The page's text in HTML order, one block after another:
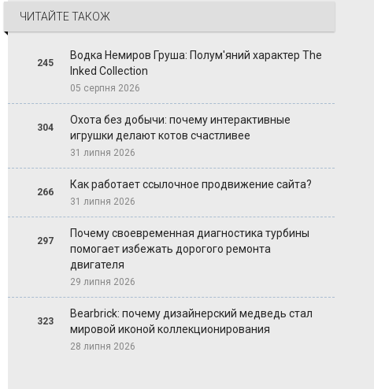
ЧИТАЙТЕ ТАКОЖ
245
Водка Немиров Груша: Полум'яний характер The
Inked Collection
05 серпня 2026
304
Охота без добычи: почему интерактивные
игрушки делают котов счастливее
31 липня 2026
266
Как работает ссылочное продвижение сайта?
31 липня 2026
297
Почему своевременная диагностика турбины
помогает избежать дорогого ремонта
двигателя
29 липня 2026
323
Bearbrick: почему дизайнерский медведь стал
мировой иконой коллекционирования
28 липня 2026